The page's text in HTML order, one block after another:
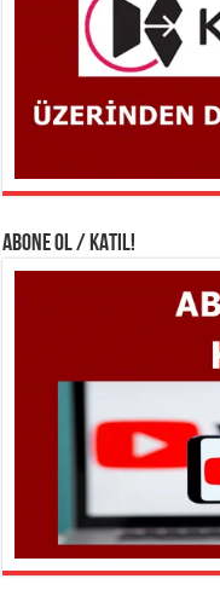
ABONE OL / KATIL!